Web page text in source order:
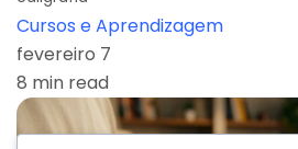
Cursos e Aprendizagem
fevereiro 7
8 min read